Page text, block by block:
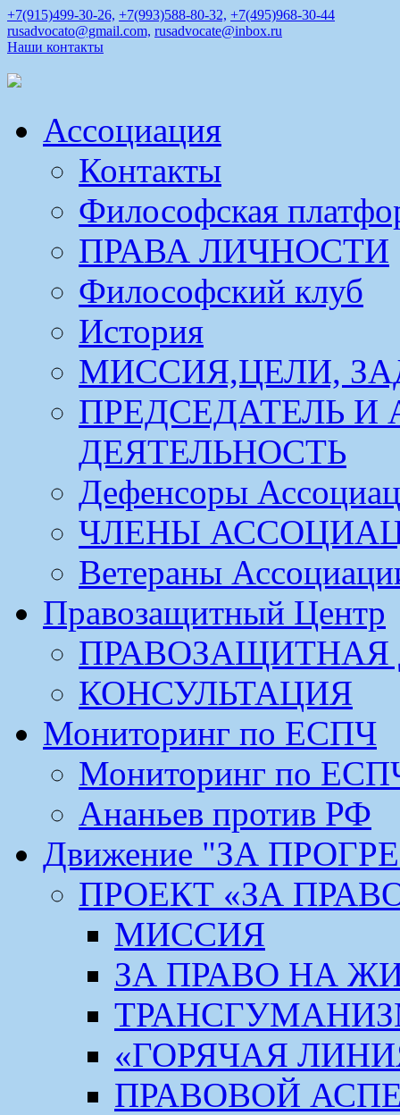
+7(915)499-30-26, +7(993)588-80-32, +7(495)968-30-44
rusadvocato@gmail.com, rusadvocate@inbox.ru
Наши контакты
Ассоциация
Контакты
Философская
ПРАВА ЛИЧНОСТИ
Философский клуб
История
МИССИЯ,ЦЕЛИ,
ПРЕДСЕДАТЕЛЬ И
ДЕЯТЕЛЬНОСТЬ
Дефенсоры
ЧЛЕНЫ
Ветераны
Правозащитный Центр
ПРАВОЗАЩИТНАЯ
КОНСУЛЬТАЦИЯ
Мониторинг по ЕСПЧ
Мониторинг по
Ананьев против РФ
Движение "ЗА
ПРОЕКТ «ЗА
МИССИЯ
ЗА ПРАВО НА
«ГОРЯЧАЯ
ПРАВОВОЙ